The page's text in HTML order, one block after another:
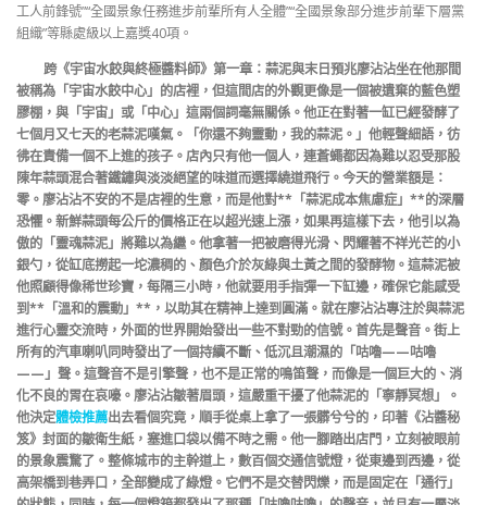
工人前鋒號”“全國景象任務進步前輩所有人全體”“全國景象部分進步前輩下層黨
組織”等縣處級以上嘉獎40項。
跨《宇宙水餃與終極醬料師》第一章：蒜泥與末日預兆廖沾沾坐在他那間
被稱為「宇宙水餃中心」的店裡，但這間店的外觀更像是一個被遺棄的藍色塑
膠棚，與「宇宙」或「中心」這兩個詞毫無關係。他正在對著一缸已經發酵了
七個月又七天的老蒜泥嘆氣。「你還不夠靈動，我的蒜泥。」他輕聲細語，彷
彿在責備一個不上進的孩子。店內只有他一個人，連蒼蠅都因為難以忍受那股
陳年蒜頭混合著鐵鏽與淡淡絕望的味道而選擇繞道飛行。今天的營業額是：
零。廖沾沾不安的不是店裡的生意，而是他對**「蒜泥成本焦慮症」**的深層
恐懼。新鮮蒜頭每公斤的價格正在以超光速上漲，如果再這樣下去，他引以為
傲的「靈魂蒜泥」將難以為繼。他拿著一把被磨得光滑、閃耀著不祥光芒的小
銀勺，從缸底撈起一坨濃稠的、顏色介於灰綠與土黃之間的發酵物。這蒜泥被
他照顧得像稀世珍寶，每隔三小時，他就要用手指彈一下缸邊，確保它能感受
到**「溫和的震動」**，以助其在精神上達到圓滿。就在廖沾沾專注於與蒜泥
進行心靈交流時，外面的世界開始發出一些不對勁的信號。首先是聲音。街上
所有的汽車喇叭同時發出了一個持續不斷、低沉且潮濕的「咕嚕——咕嚕
——」聲。這聲音不是引擎聲，也不是正常的鳴笛聲，而像是一個巨大的、消
化不良的胃在哀嚎。廖沾沾皺著眉頭，這嚴重干擾了他蒜泥的「寧靜冥想」。
他決定體檢推薦出去看個究竟，順手從桌上拿了一張髒兮兮的，印著《沾醬秘
笈》封面的皺衛生紙，塞進口袋以備不時之需。他一腳踏出店門，立刻被眼前
的景象震驚了。整條城市的主幹道上，數百個交通信號燈，從東邊到西邊，從
高架橋到巷弄口，全部變成了綠燈。它們不是交替閃爍，而是固定在「通行」